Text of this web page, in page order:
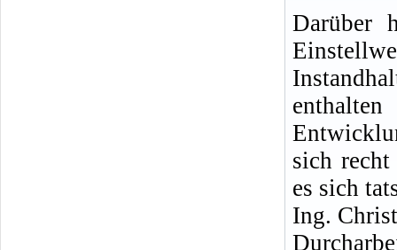
Darüber
sich
es sich
Ing.